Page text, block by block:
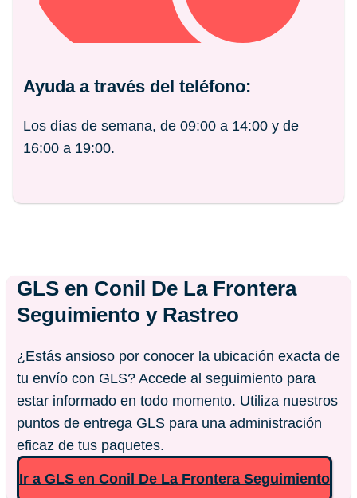
Ayuda a través del teléfono:
Los días de semana, de 09:00 a 14:00 y de
16:00 a 19:00.
GLS en Conil De La Frontera
Seguimiento y Rastreo
¿Estás ansioso por conocer la ubicación exacta de
tu envío con GLS? Accede al seguimiento para
estar informado en todo momento. Utiliza nuestros
puntos de entrega GLS para una administración
eficaz de tus paquetes.
Ir a GLS en Conil De La Frontera Seguimiento